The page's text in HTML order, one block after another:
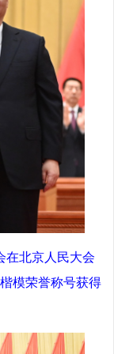
在北京人民大会
模荣誉称号获得